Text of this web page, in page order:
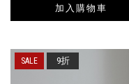
加入購物車
9折